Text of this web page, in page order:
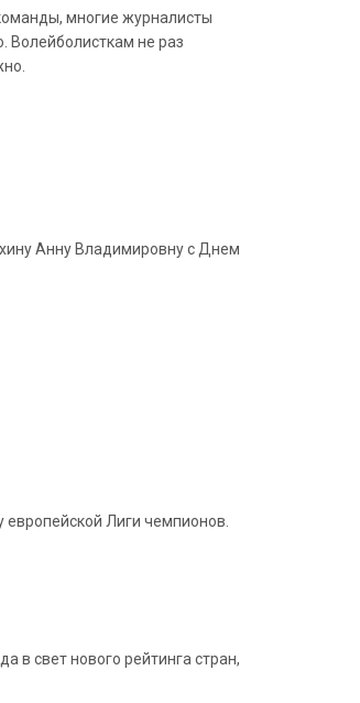
многие журналисты
Волейболисткам не раз
Анну Владимировну с Днем
Лиги чемпионов.
в свет нового рейтинга стран,